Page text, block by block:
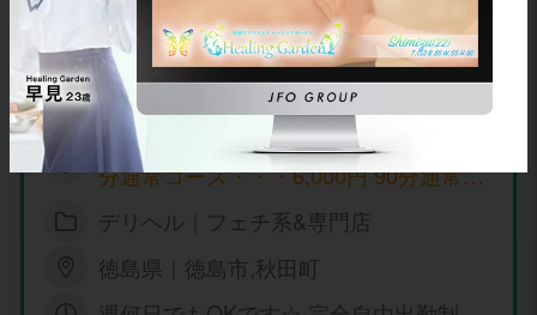
3.0
出稼ぎOK LINE対応
オンライン面接OK
即日体入OK
通常コース 10分・・・1,000円 例】 60
分通常コース・・・6,000円 90分通常コ
ス・・・12,000円となっております 日
最低保証(条件付き)もございますので
お気軽にご連絡くださいね★ ０９０－２
デリヘル｜フェチ系&専門店
徳島県｜徳島市,秋田町